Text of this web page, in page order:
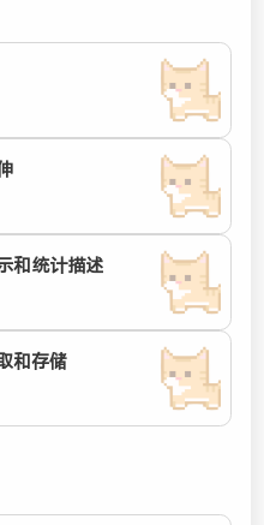
和统计描述
和存储